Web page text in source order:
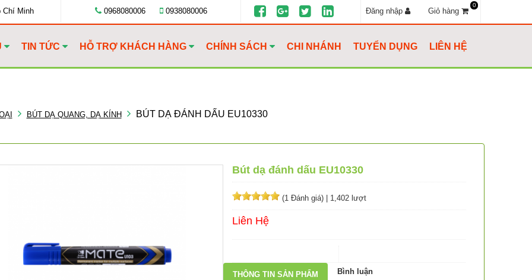
Chí Minh 0968080006 0938080006 Đăng nhập Giỏ hàng
0
TIN TỨC HỖ TRỢ KHÁCH HÀNG CHÍNH SÁCH CHI NHÁNH TUYỂN DỤNG LIÊN HỆ
BÚT DẠ QUANG, DẠ KÍNH BÚT DẠ ĐÁNH DẤU EU10330
Bút dạ đánh dấu EU10330
(1 Đánh giá) | 1,402 lượt
Liên Hệ
THÔNG TIN SẢN PHẨM Bình luận